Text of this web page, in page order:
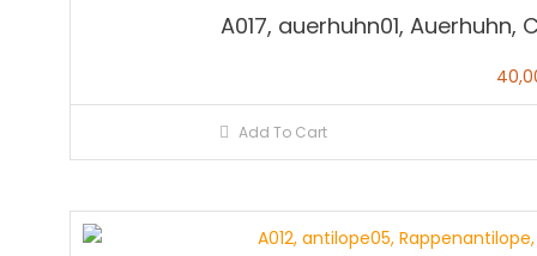
A017, auerhuhn01,
Add To Cart